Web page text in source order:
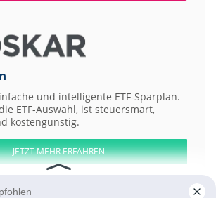
und intelligente ETF-Sparplan.
ETF-Auswahl, ist steuersmart,
kostengünstig.
JETZT MEHR ERFAHREN